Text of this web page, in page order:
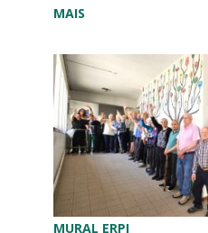
MAIS:
CONGRESSO
IBÉRICO
EM
UNIDADES
DE
CUIDADOS
CONTINUADOS
INTEGRADOS
MURAL ERPI